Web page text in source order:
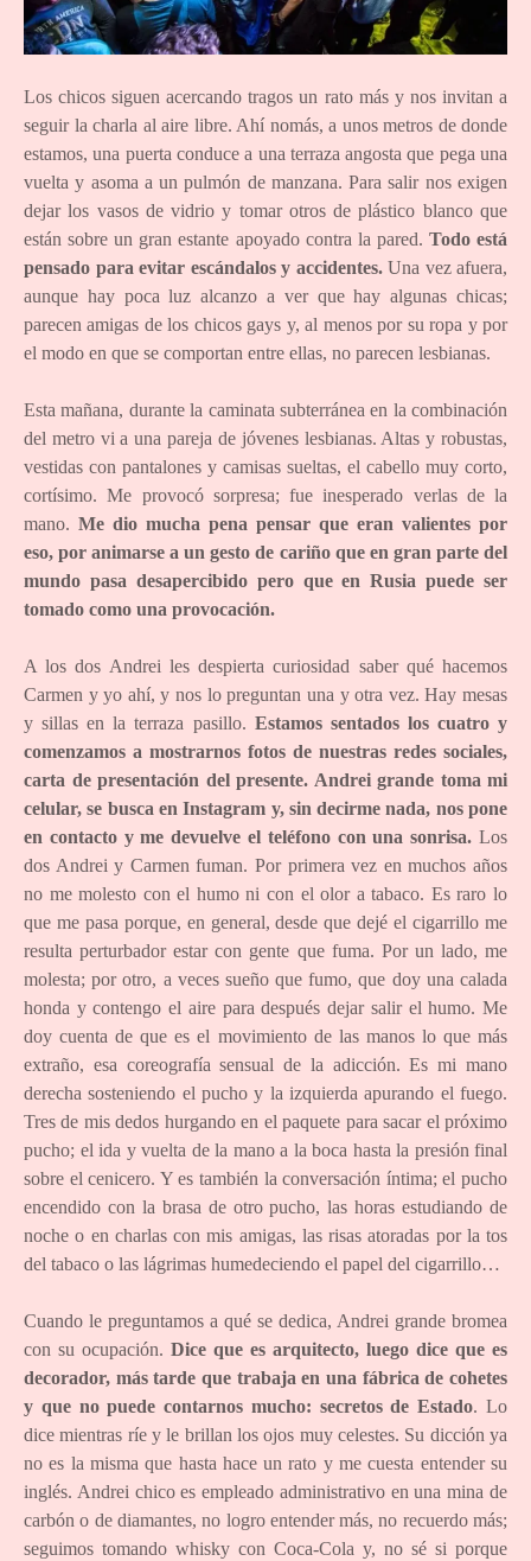
Los chicos siguen acercando tragos un rato más y nos invitan a
seguir la charla al aire libre. Ahí nomás, a unos metros de donde
estamos, una puerta conduce a una terraza angosta que pega una
vuelta y asoma a un pulmón de manzana. Para salir nos exigen
dejar los vasos de vidrio y tomar otros de plástico blanco que
están sobre un gran estante apoyado contra la pared. Todo está
pensado para evitar escándalos y accidentes.Una vez afuera,
aunque hay poca luz alcanzo a ver que hay algunas chicas;
parecen amigas de los chicos gays y, al menos por su ropa y por
el modo en que se comportan entre ellas, no parecen lesbianas.
Esta mañana, durante la caminata subterránea en la combinación
del metro vi a una pareja de jóvenes lesbianas. Altas y robustas,
vestidas con pantalones y camisas sueltas, el cabello muy corto,
cortísimo. Me provocó sorpresa; fue inesperado verlas de la
mano. Me dio mucha pena pensar que eran valientes por
eso, por animarse a un gesto de cariño que en gran parte del
mundo pasa desapercibido pero que en Rusia puede ser
tomado como una provocación.
A los dos Andrei les despierta curiosidad saber qué hacemos
Carmen y yo ahí, y nos lo preguntan una y otra vez. Hay mesas
y sillas en la terraza pasillo. Estamos sentados los cuatro y
comenzamos a mostrarnos fotos de nuestras redes sociales,
carta de presentación del presente. Andrei grande toma mi
celular, se busca en Instagram y, sin decirme nada, nos pone
en contacto y me devuelve el teléfono con una sonrisa. Los
dos Andrei y Carmen fuman. Por primera vez en muchos años
no me molesto con el humo ni con el olor a tabaco. Es raro lo
que me pasa porque, en general, desde que dejé el cigarrillo me
resulta perturbador estar con gente que fuma. Por un lado, me
molesta; por otro, a veces sueño que fumo, que doy una calada
honda y contengo el aire para después dejar salir el humo. Me
doy cuenta de que es el movimiento de las manos lo que más
extraño, esa coreografía sensual de la adicción. Es mi mano
derecha sosteniendo el pucho y la izquierda apurando el fuego.
Tres de mis dedos hurgando en el paquete para sacar el próximo
pucho; el ida y vuelta de la mano a la boca hasta la presión final
sobre el cenicero. Y es también la conversación íntima; el pucho
encendido con la brasa de otro pucho, las horas estudiando de
noche o en charlas con mis amigas, las risas atoradas por la tos
del tabaco o las lágrimas humedeciendo el papel del cigarrillo…
Cuando le preguntamos a qué se dedica, Andrei grande bromea
con su ocupación. Dice que es arquitecto, luego dice que es
decorador, más tarde que trabaja en una fábrica de cohetes
y que no puede contarnos mucho: secretos de Estado. Lo
dice mientras ríe y le brillan los ojos muy celestes. Su dicción ya
no es la misma que hasta hace un rato y me cuesta entender su
inglés. Andrei chico es empleado administrativo en una mina de
carbón o de diamantes, no logro entender más, no recuerdo más;
seguimos tomando whisky con Coca-Cola y, no sé si porque